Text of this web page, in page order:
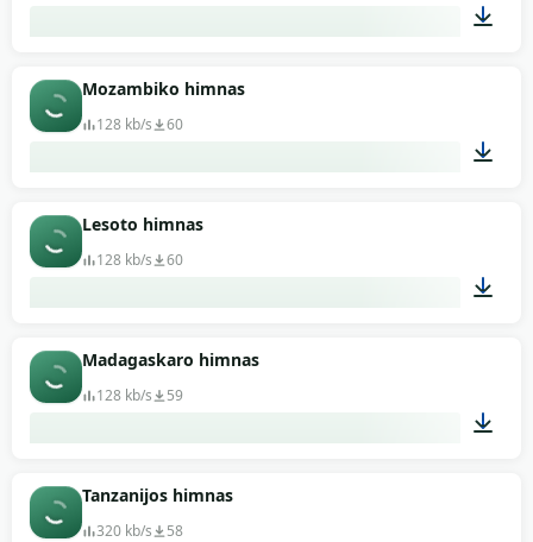
Mozambiko himnas
128 kb/s 60
Lesoto himnas
128 kb/s 60
Madagaskaro himnas
128 kb/s 59
Tanzanijos himnas
320 kb/s 58